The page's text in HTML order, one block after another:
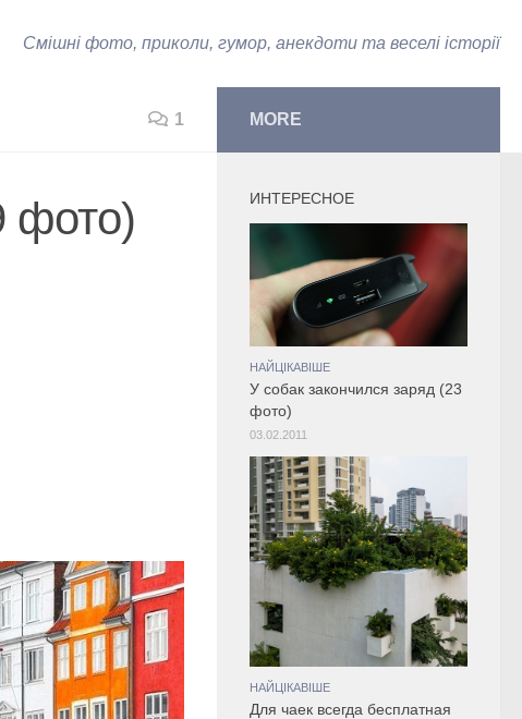
Смішні фото, приколи, гумор, анекдоти та веселі історії
1
фото)
MORE
ИНТЕРЕСНОЕ
НАЙЦІКАВІШЕ
У собак закончился заряд (23
фото)
03.02.2011
НАЙЦІКАВІШЕ
Для чаек всегда бесплатная